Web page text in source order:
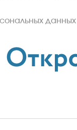
данных